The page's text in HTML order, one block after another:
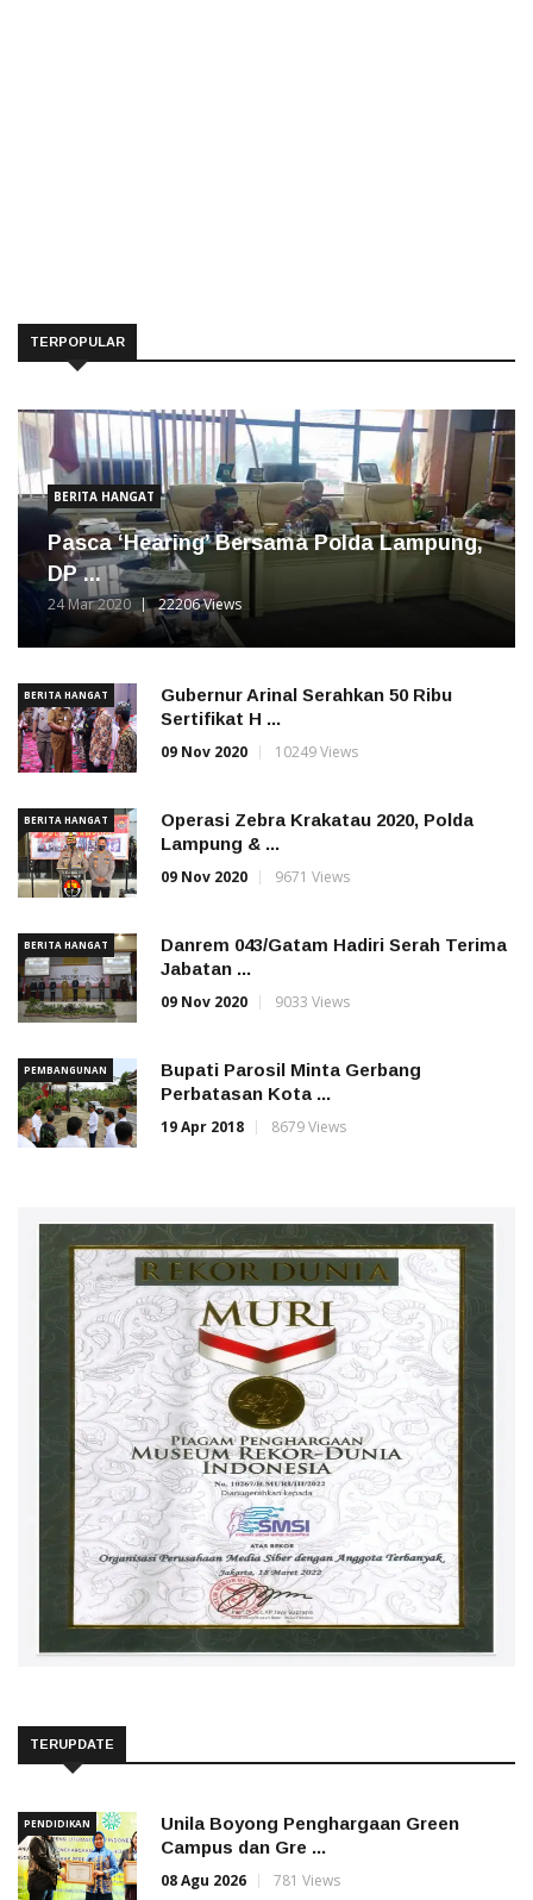
TERPOPULAR
BERITA HANGAT
Pasca ‘Hearing’ Bersama Polda Lampung,
DP ...
24 Mar 2020 22206 Views
BERITA HANGAT
Gubernur Arinal Serahkan 50 Ribu
Sertifikat H ...
09 Nov 2020
10249 Views
BERITA HANGAT
Operasi Zebra Krakatau 2020, Polda
Lampung & ...
09 Nov 2020
9671 Views
BERITA HANGAT
Danrem 043/Gatam Hadiri Serah Terima
Jabatan ...
09 Nov 2020
9033 Views
PEMBANGUNAN
Bupati Parosil Minta Gerbang
Perbatasan Kota ...
19 Apr 2018
8679 Views
TERUPDATE
PENDIDIKAN
Unila Boyong Penghargaan Green
Campus dan Gre ...
08 Agu 2026
781 Views